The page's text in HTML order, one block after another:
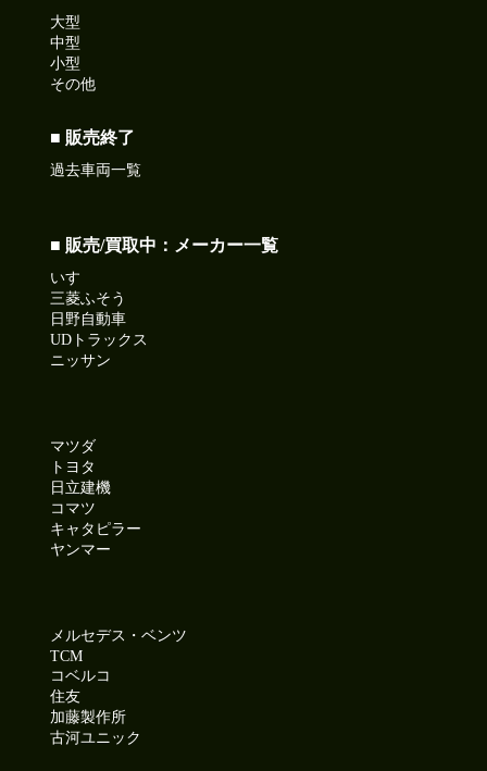
大型
中型
小型
その他
■ 販売終了
過去車両一覧
■ 販売/買取中：メーカー一覧
いすゞ
三菱ふそう
日野自動車
UDトラックス
ニッサン
マツダ
トヨタ
日立建機
コマツ
キャタピラー
ヤンマー
メルセデス・ベンツ
TCM
コベルコ
住友
加藤製作所
古河ユニック